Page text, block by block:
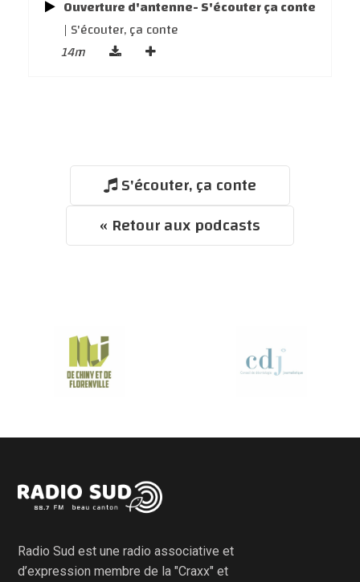
Ouverture d'antenne- S'écouter ça conte
| S'écouter, ça conte
14m
S'écouter, ça conte
« Retour aux podcasts
Radio Sud est une radio associative et
d’expression membre de la "Craxx" et